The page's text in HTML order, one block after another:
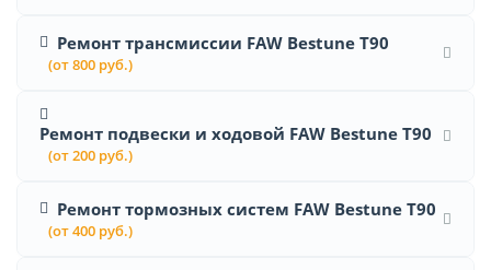
Ремонт трансмиссии FAW Bestune T90
(от 800 руб.)
Ремонт подвески и ходовой FAW Bestune T90
(от 200 руб.)
Ремонт тормозных систем FAW Bestune T90
(от 400 руб.)